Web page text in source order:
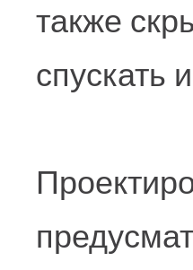
также
спускать